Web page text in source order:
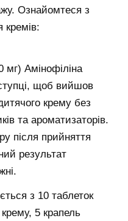
Ознайомтеся з
кремів:
мг) Амінофіліна
щоб вийшов
крему без
та ароматизаторів.
після прийняття
результат
з 10 таблеток
5 крапель